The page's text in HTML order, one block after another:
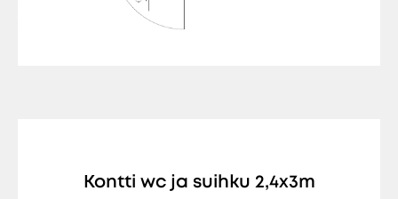
Kontti wc ja suihku 2,4x3m